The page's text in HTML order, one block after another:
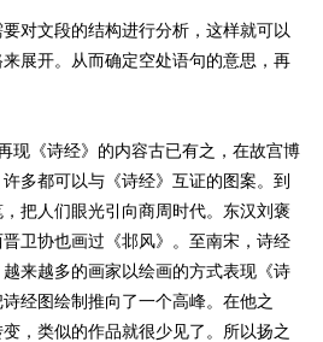
文段的结构进行分析，这样就可以
展开。从而确定空处语句的意思，再
《诗经》的内容古已有之，在故宫博
多都可以与《诗经》互证的图案。到
把人们眼光引向商周时代。东汉刘褒
卫协也画过《邶风》。至南宋，诗经
来越多的画家以绘画的方式表现《诗
经图绘制推向了一个高峰。在他之
，类似的作品就很少见了。所以扬之